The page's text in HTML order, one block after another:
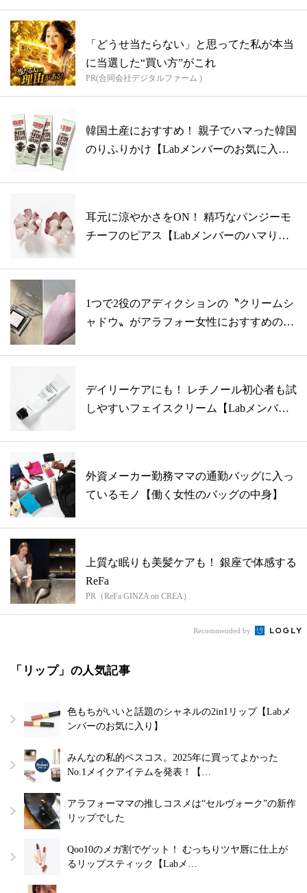
「どうせ当たらない」と思ってた私が本当
に当選した“買い方”がこれ
PR(合同会社デジタルファーム )
韓国土産におすすめ！ 親子でハマった韓国
のりふりかけ【Labメンバーのお気に入
耳元に涼やかさをON！ 精巧なパンジーモ
チーフのピアス【Labメンバーのハマり
1つで2役のアディクションの〝クリームシ
ャドウ〟がアラフォー女性におすすめの理
デイリーケアにも！ レチノール初心者も試
しやすいフェイスクリーム【Labメンバ
外資メーカー勤務ママの通勤バッグに入っ
ているモノ【働く女性のバッグの中身】
上質な眠りも美髪ケアも！ 銀座で体感する
ReFa
PR（ReFa GINZA on CREA）
Recommended by
「リップ」の人気記事
色もちがいいと話題のシャネルの2in1リップ【Labメ
ンバーのお気に入り】
みんなの私的ベスコス。2025年に買ってよかった
No.1メイクアイテムを発表！【…
アラフォーママの推しコスメは“セルヴォーク”の新作
リップでした
Qoo10のメガ割でゲット！ むっちりツヤ唇に仕上が
るリップスティック【Labメ…